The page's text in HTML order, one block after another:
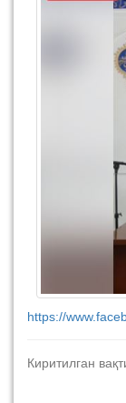
https://
Киритилган